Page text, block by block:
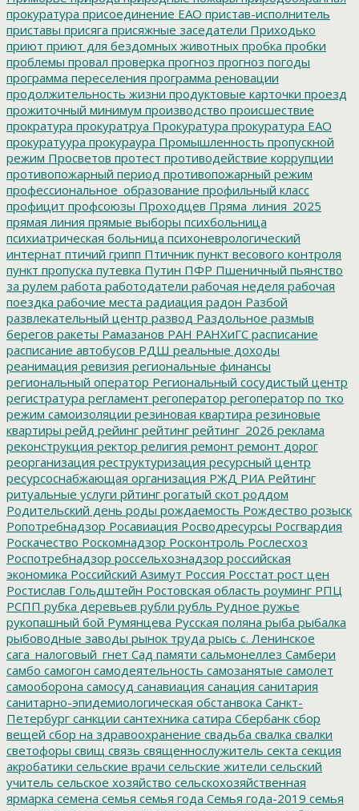
прокуратура присоединение ЕАО пристав-исполнитель
приставы присяга присяжные заседатели Приходько
приют приют для бездомных животных пробка пробки
проблемы провал проверка прогноз прогноз погоды
программа переселения программа реновации
продолжительность жизни продуктовые карточки проезд
прожиточный минимум производство происшествие
прократура прокуратруа Прокуратура прокуратура ЕАО
прокуратуура прокураура Промышленность пропускной
режим Просветов протест противодействие коррупции
противопожарный период противопожарный режим
профессиональное_образование профильный класс
профицит профсоюзы Проходцев Пряма_линия_2025
прямая линия прямые выборы психбольница
психиатрическая больница психоневрологический
интернат птичий грипп Птичник пункт весового контроля
пункт пропуска путевка Путин ПФР Пшеничный пьянство
за рулем работа работодатели рабочая неделя рабочая
поездка рабочие места радиация радон Разбой
развлекательный центр развод Раздольное размыв
берегов ракеты Рамазанов РАН РАНХиГС расписание
расписание автобусов РДШ реальные доходы
реанимация ревизия региональные финансы
региональный оператор Региональный сосудистый центр
регистратура регламент регоператор регоператор по тко
режим самоизоляции резиновая квартира резиновые
квартиры рейд рейинг рейтинг рейтинг_2026 реклама
реконструкция ректор религия ремонт ремонт дорог
реорганизация реструктуризация ресурсный центр
ресурсоснабжающая организация РЖД РИА Рейтинг
ритуальные услуги рйтинг рогатый скот роддом
Родительский день роды рождаемость Рождество розыск
Ропотребнадзор Росавиация Росводресурсы Росгвардия
Роскачество Роскомнадзор Росконтроль Рослесхоз
Роспотребнадзор россельхознадзор российская
экономика Российский Азимут Россия Росстат рост цен
Ростислав Гольдштейн Ростовская область роуминг РПЦ
РСПП рубка деревьев рубли рубль Рудное ружье
рукопашный бой Румянцева Русская поляна рыба рыбалка
рыбоводные заводы рынок труда рысь с. Ленинское
сага_налоговый_гнет Сад памяти сальмонеллез Самбери
самбо самогон самодеятельность самозанятые самолет
самооборона самосуд санавиация санация санитария
санитарно-эпидемиологическая обстанвока Санкт-
Петербург санкции сантехника сатира Сбербанк сбор
вещей сбор на здравоохранение свадьба свалка свалки
светофоры свищ связь священнослужитель секта секция
акробатики сельские врачи сельские жители сельский
учитель сельское хозяйство сельскохозяйственная
ярмарка семена семья семья года Семья года-2019 семья